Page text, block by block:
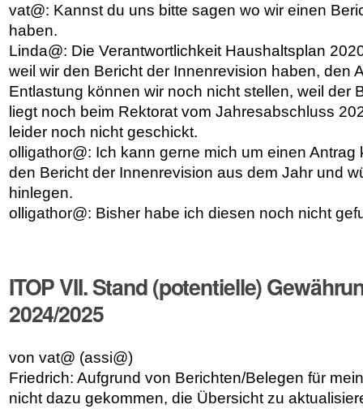
vat@: Kannst du uns bitte sagen wo wir einen
haben.
Linda@: Die Verantwortlichkeit Haushaltsplan
weil wir den Bericht der Innenrevision haben, den
Entlastung können wir noch nicht stellen, weil der
liegt noch beim Rektorat vom Jahresabschluss
leider noch nicht geschickt.
olligathor@: Ich kann gerne mich um einen
den Bericht der Innenrevision aus dem Jahr und
hinlegen.
olligathor@: Bisher habe ich diesen noch nicht
ITOP VII. Stand (potentielle)
2024/2025
von vat@ (assi@)
Friedrich: Aufgrund von Berichten/Belegen für
nicht dazu gekommen, die Übersicht zu